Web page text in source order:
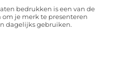
bedrukken is een van de
je merk te presenteren
dagelijks gebruiken.